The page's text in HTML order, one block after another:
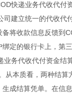
快递业务代收代付
建立统一的代收
将收款信息反馈到
定的银行卡上，第
务代收代付资金结
本质看，两种结
成结算凭单。在信